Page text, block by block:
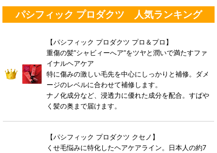
パシフィック プロダクツ 人気ランキング
【パシフィック プロダクツ プロ＆プロ】
重傷の髪”シャビィーへア”をツヤと潤いで満たすファ
イナルヘアケア
特に傷みの激しい毛先を中心にしっかりと補修。ダメ
ージのレベルに合わせて補修します。
ナノ化成分など、浸透力に優れた成分を配合。すばや
く髪の奥まで届けます。
【パシフィック プロダクツ クセノ】
くせ毛悩みに特化したヘアケアライン。日本人の約7